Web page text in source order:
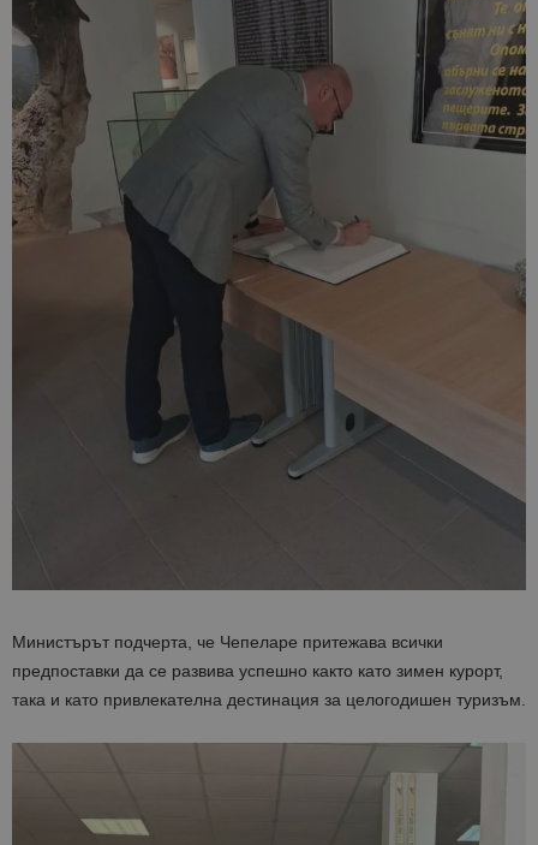
Министърът подчерта, че Чепеларе притежава всички
предпоставки да се развива успешно както като зимен курорт,
така и като привлекателна дестинация за целогодишен туризъм.